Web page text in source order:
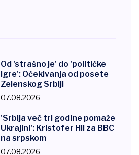
Od 'strašno je' do 'političke
igre': Očekivanja od posete
Zelenskog Srbiji
07.08.2026
'Srbija već tri godine pomaže
Ukrajini': Kristofer Hil za BBC
na srpskom
07.08.2026